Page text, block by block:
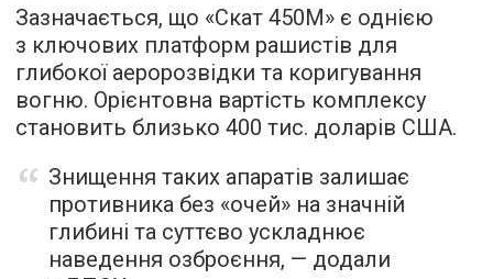
Зазначається, що «Скат 450М» є однією
з ключових платформ рашистів для
глибокої аеророзвідки та коригування
вогню. Орієнтовна вартість комплексу
становить близько 400 тис. доларів США.
Знищення таких апаратів залишає
противника без «очей» на значній
глибині та суттєво ускладнює
наведення озброєння, — додали